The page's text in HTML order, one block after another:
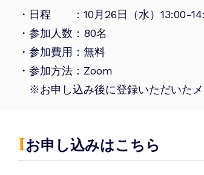
・日程 ：10月26日（水）13:00-
・参加人数：80名
・参加費用：無料
・参加方法：Zoom
※お申し込み後に登録いただいた
Ιお申し込みはこちら